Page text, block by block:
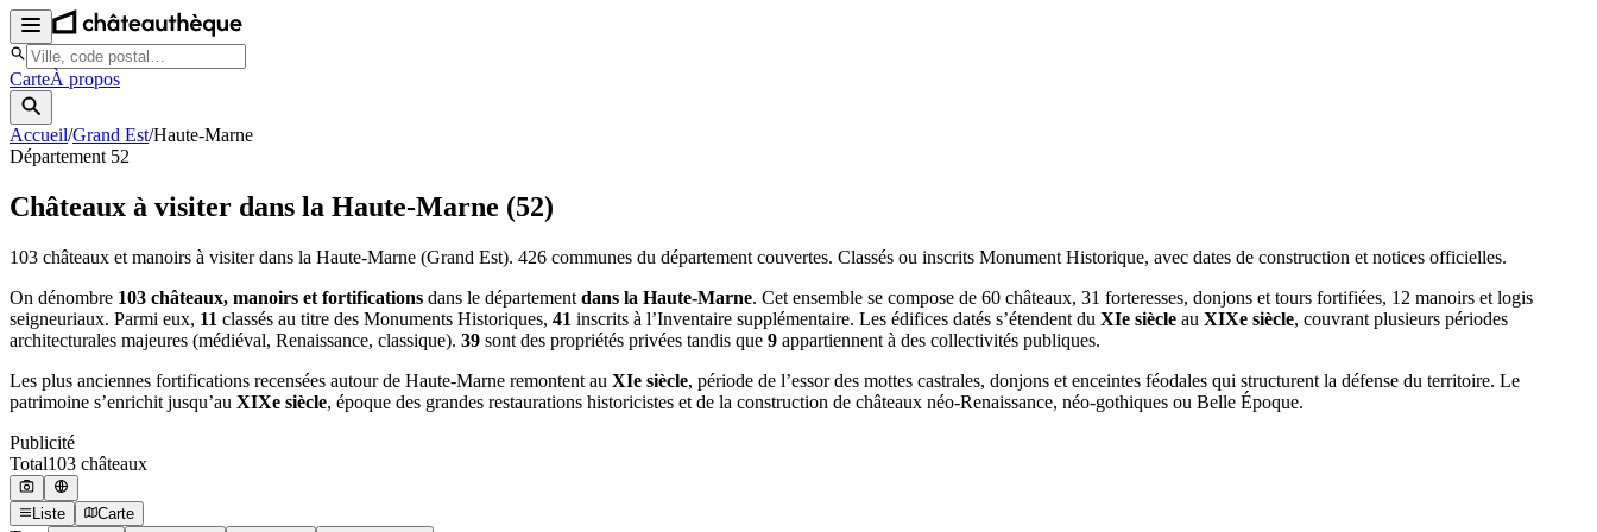
CarteÀ propos
Accueil/Grand Est/Haute-Marne
Département 52
Châteaux à visiter dans la Haute-Marne (52)
103 châteaux et manoirs à visiterdans la Haute-Marne (Grand Est). 426 communes du département couvertes. Classés ou inscrits Monument Historique, avec dates de construction et notices officielles.
On dénombre 103 châteaux, manoirs et fortifications dans le département dans la Haute-Marne. Cet ensemble se compose de 60 châteaux, 31 forteresses, donjons et tours fortifiées, 12 manoirs et logis
seigneuriaux. Parmi eux, 11 classés au titre des Monuments Historiques, 41 inscrits à l’Inventaire supplémentaire. Les édifices datés s’étendent du XIe siècle au XIXe siècle, couvrant plusieurs périodes
architecturales majeures (médiéval, Renaissance, classique). 39 sont des propriétés privées tandis que 9 appartiennent à des collectivités publiques.
Les plus anciennes fortifications recensées autour de Haute-Marne remontent au XIe siècle, période de l’essor des mottes castrales, donjons et enceintes féodales qui structurent la défense du territoire. Le
patrimoine s’enrichit jusqu’au XIXe siècle, époque des grandes restaurations historicistes et de la construction de châteaux néo-Renaissance, néo-gothiques ou Belle Époque.
Publicité
Total103 châteaux
Liste Carte